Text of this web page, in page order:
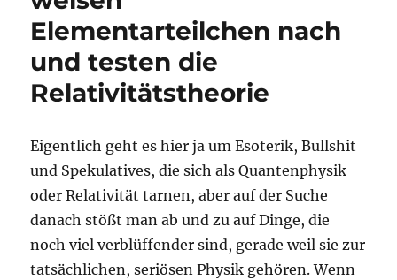
Elementarteilchen nach
und testen die
Relativitätstheorie
Eigentlich geht es hier ja um Esoterik, Bullshit
und Spekulatives, die sich als Quantenphysik
oder Relativität tarnen, aber auf der Suche
danach stößt man ab und zu auf Dinge, die
noch viel verblüffender sind, gerade weil sie zur
tatsächlichen, seriösen Physik gehören. Wenn